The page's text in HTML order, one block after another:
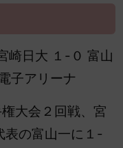
崎日大 １-０ 富山
子アリーナ
大会２回戦、宮
表の富山一に１-